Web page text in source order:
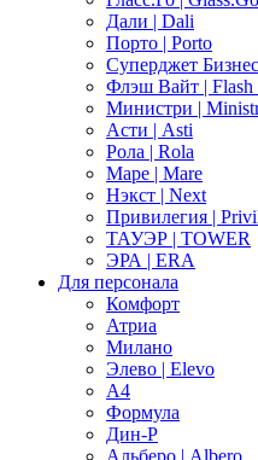
Дали | Dali
Порто | Porto
Суперджет
Флэш Вайт | Flash
Министри |
Асти | Asti
Рола | Rola
Маре | Mare
Нэкст | Next
Привилегия |
ТАУЭР | TOWER
ЭРА | ERA
Для персонала
Комфорт
Атриа
Милано
Элево | Elevo
А4
Формула
Дин-Р
Альберо | Albero